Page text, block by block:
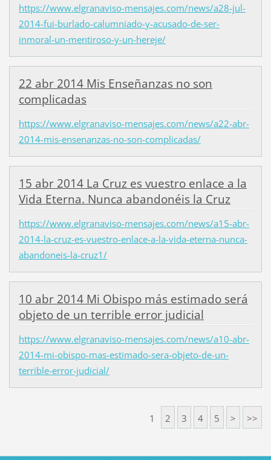
https://www.elgranaviso-mensajes.com/news/a28-jul-
2014-fui-burlado-calumniado-y-acusado-de-ser-
inmoral-un-mentiroso-y-un-hereje/
22 abr 2014 Mis Enseñanzas no son
complicadas
https://www.elgranaviso-mensajes.com/news/a22-abr-
2014-mis-ensenanzas-no-son-complicadas/
15 abr 2014 La Cruz es vuestro enlace a la
Vida Eterna. Nunca abandonéis la Cruz
https://www.elgranaviso-mensajes.com/news/a15-abr-
2014-la-cruz-es-vuestro-enlace-a-la-vida-eterna-nunca-
abandoneis-la-cruz1/
10 abr 2014 Mi Obispo más estimado será
objeto de un terrible error judicial
https://www.elgranaviso-mensajes.com/news/a10-abr-
2014-mi-obispo-mas-estimado-sera-objeto-de-un-
terrible-error-judicial/
1 2 3 4 5 > >>